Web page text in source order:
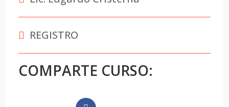
REGISTRO
COMPARTE CURSO: